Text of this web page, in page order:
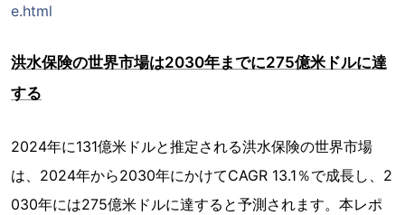
e.html
洪水保険の世界市場は2030年までに275億米ドルに達
する
2024年に131億米ドルと推定される洪水保険の世界市場
は、2024年から2030年にかけてCAGR 13.1％で成長し、2
030年には275億米ドルに達すると予測されます。本レポ